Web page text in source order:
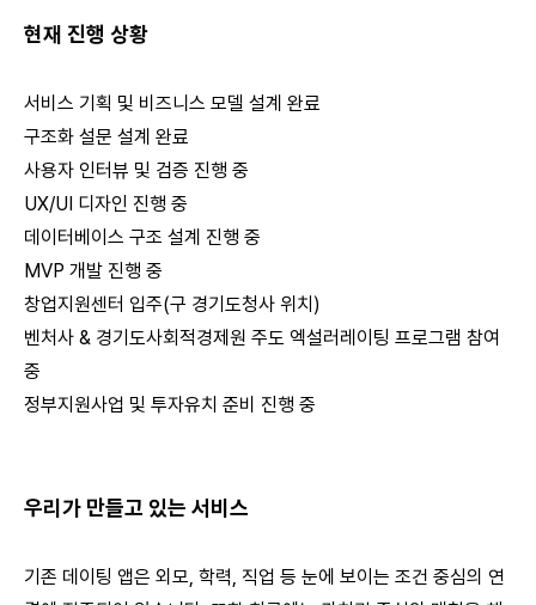
현재 진행 상황
서비스 기획 및 비즈니스 모델 설계 완료
구조화 설문 설계 완료
사용자 인터뷰 및 검증 진행 중
UX/UI 디자인 진행 중
데이터베이스 구조 설계 진행 중
MVP 개발 진행 중
창업지원센터 입주(구 경기도청사 위치)
벤처사 & 경기도사회적경제원 주도 엑설러레이팅 프로그램 참여
중
정부지원사업 및 투자유치 준비 진행 중
우리가 만들고 있는 서비스
기존 데이팅 앱은 외모, 학력, 직업 등 눈에 보이는 조건 중심의 연